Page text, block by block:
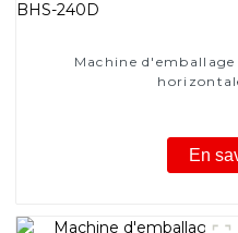
Machine
En